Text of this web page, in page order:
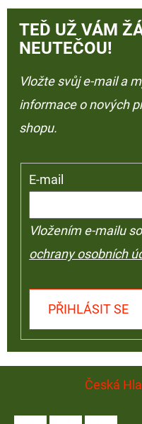
TEĎ UŽ VÁM
NEUTEČOU!
Vložte svůj e-mail a
informace o nových
shopu.
E-mail
Vložením e-mailu
ochrany osobních
PŘIHLÁSIT SE
Česká